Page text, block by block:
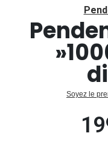
Soyez le